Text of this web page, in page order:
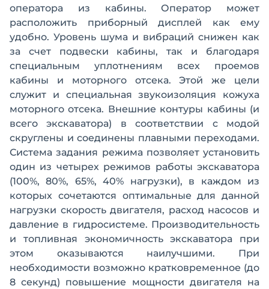
оператора из кабины. Оператор может
расположить приборный дисплей как ему
удобно. Уровень шума и вибраций снижен как
за счет подвески кабины, так и благодаря
специальным уплотнениям всех проемов
кабины и моторного отсека. Этой же цели
служит и специальная звукоизоляция кожуха
моторного отсека. Внешние контуры кабины (и
всего экскаватора) в соответствии с модой
скруглены и соединены плавными переходами.
Система задания режима позволяет установить
один из четырех режимов работы экскаватора
(100%, 80%, 65%, 40% нагрузки), в каждом из
которых сочетаются оптимальные для данной
нагрузки скорость двигателя, расход насосов и
давление в гидросистеме. Производительность
и топливная экономичность экскаватора при
этом оказываются наилучшими. При
необходимости возможно кратковременное (до
8 секунд) повышение мощности двигателя на